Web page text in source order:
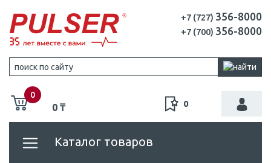
+7 (727) 356-8000
+7 (700) 356-8000
0
0 ₸ 0
Каталог товаров